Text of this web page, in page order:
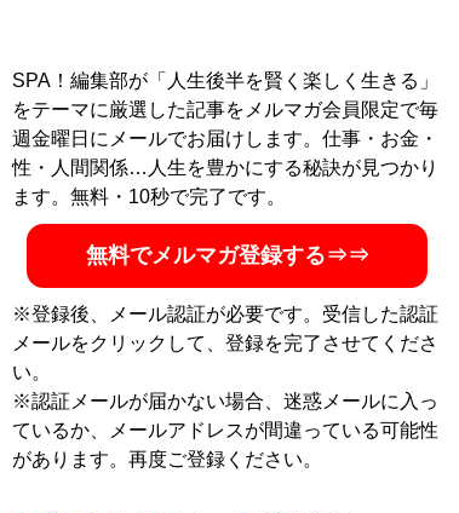
SPA！編集部が「人生後半を賢く楽しく生きる」
をテーマに厳選した記事をメルマガ会員限定で毎
週金曜日にメールでお届けします。仕事・お金・
性・人間関係…人生を豊かにする秘訣が見つかり
ます。無料・10秒で完了です。
無料でメルマガ登録する⇒⇒
※登録後、メール認証が必要です。受信した認証
メールをクリックして、登録を完了させてくださ
い。
※認証メールが届かない場合、迷惑メールに入っ
ているか、メールアドレスが間違っている可能性
があります。再度ご登録ください。